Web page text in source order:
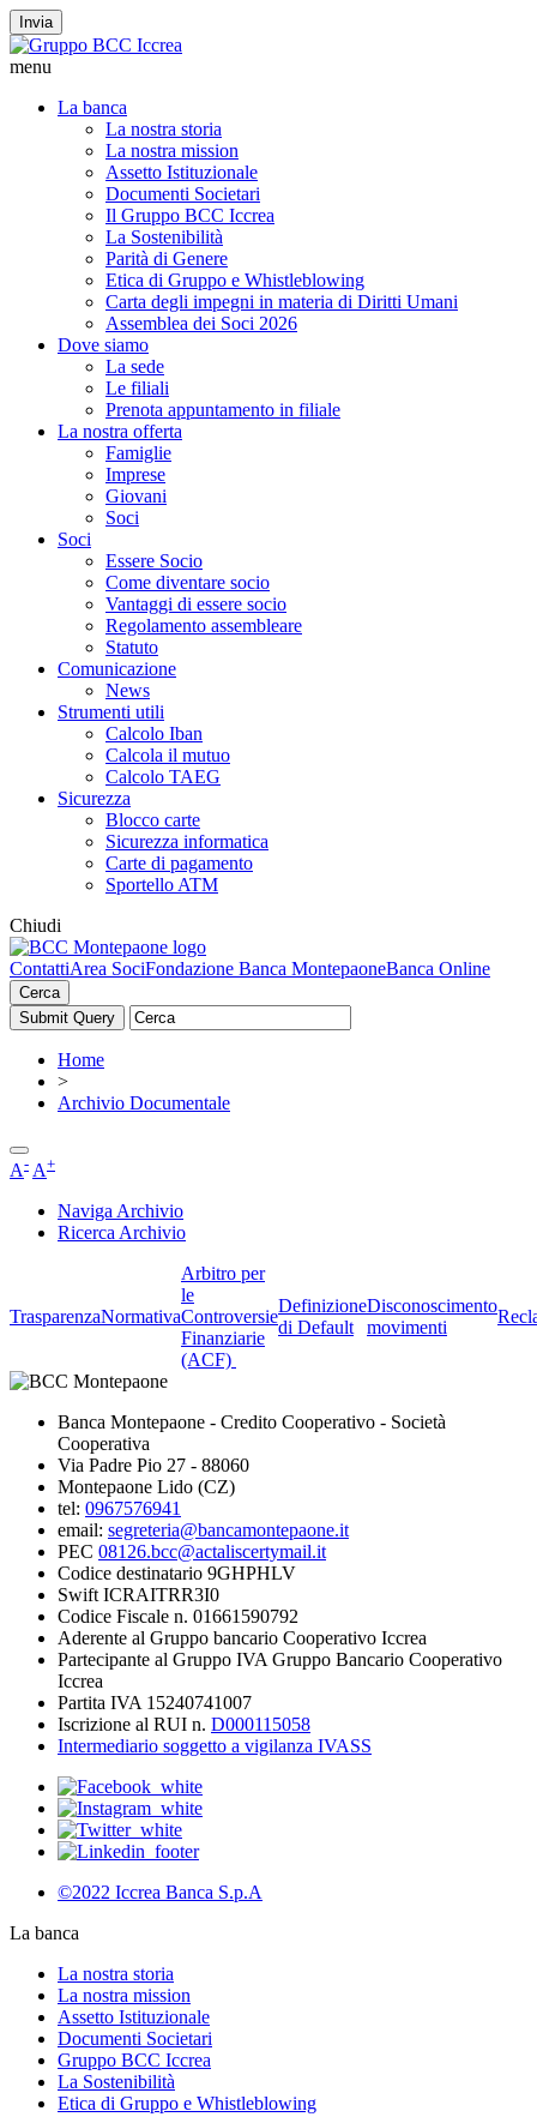
Invia
menu
La banca
La nostra storia
La nostra mission
Assetto Istituzionale
Documenti Societari
Il Gruppo BCC Iccrea
La Sostenibilità
Parità di Genere
Etica di Gruppo e Whistleblowing
Carta degli impegni in materia di Diritti Umani
Assemblea dei Soci 2026
Dove siamo
La sede
Le filiali
Prenota appuntamento in filiale
La nostra offerta
Famiglie
Imprese
Giovani
Soci
Soci
Essere Socio
Come diventare socio
Vantaggi di essere socio
Regolamento assembleare
Statuto
Comunicazione
News
Strumenti utili
Calcolo Iban
Calcola il mutuo
Calcolo TAEG
Sicurezza
Blocco carte
Sicurezza informatica
Carte di pagamento
Sportello ATM
Chiudi
ContattiArea SociFondazione Banca MontepaoneBanca Online
Cerca
Home
>
Archivio Documentale
A- A+
Naviga Archivio
Ricerca Archivio
TrasparenzaNormativa
Arbitro per
le
Controversie
Finanziarie
(ACF)
Definizione
di Default
Disconoscimento
movimenti
Banca Montepaone - Credito Cooperativo - Società
Cooperativa
Via Padre Pio 27 - 88060
Montepaone Lido (CZ)
tel: 0967576941
email: segreteria@bancamontepaone.it
PEC 08126.bcc@actaliscertymail.it
Codice destinatario 9GHPHLV
Swift ICRAITRR3I0
Codice Fiscale n. 01661590792
Aderente al Gruppo bancario Cooperativo Iccrea
Partecipante al Gruppo IVA Gruppo Bancario Cooperativo
Iccrea
Partita IVA 15240741007
Iscrizione al RUI n. D000115058
Intermediario soggetto a vigilanza IVASS
©2022 Iccrea Banca S.p.A
La banca
La nostra storia
La nostra mission
Assetto Istituzionale
Documenti Societari
Gruppo BCC Iccrea
La Sostenibilità
Etica di Gruppo e Whistleblowing